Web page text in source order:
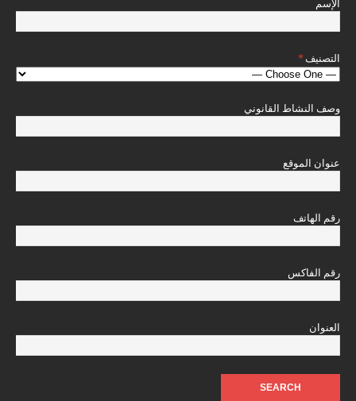
الإسم
التصنيف*
وصف النشاط القانوني
عنوان الموقع
رقم الهاتف
رقم الفاكس
العنوان